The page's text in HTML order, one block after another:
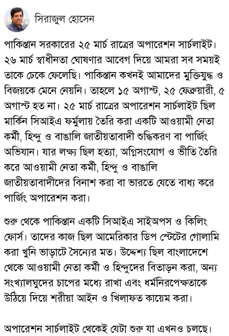
সিরাজুল হোসেন
পাকিস্তান সরকারের ২৫ মার্চ রাত্রের অপারেশন সার্চলাইট।
২৬ মার্চ স্বাধীনতা ঘোষণার আবেগ দিয়ে আমরা সব সময়ই
তাকে ঢেকে ফেলেছি। পাকিস্তান কখনই আমাদের মুক্তিযুদ্ধ ও
বিজয়কে মেনে নেয়নি। তাহলে ১৫ অগাস্ট, ২৫ ফেব্রুয়ারী, ৫
অগাস্ট হত না। ২৫ মার্চ রাত্রের অপারেশন সার্চলাইট ছিল
মার্কিন সিআইএ ফর্মুলায় তৈরি করা একটি আওয়ামী নেতা
কর্মী, হিন্দু ও বাঙালি জাতীয়তাবাদী শুদ্ধিকরণ বা পার্জিং
অভিযান। যার লক্ষ্য ছিল হত্যা, অগ্নিসংযোগ ও ভীতি তৈরি
করে আওয়ামী নেতা কর্মী, হিন্দু ও বাঙালি
জাতীয়তাবাদীদের বিনাশ করা বা ভারতে যেতে বাধ্য করে
পার্জিং অপারেশন করা।
শুরু থেকে পাকিস্তান একটি সিআইএ সাইঅপস ও কিলিং
ফোর্স। তাদের কাজ ছিল আমেরিকার ডিপ স্টেটের গোলামি
করা খুনি ভাড়াটে সৈন্যের মত। উদ্দেশ্য ছিল বাংলাদেশে
থেকে আওয়ামী নেতা কর্মী ও হিন্দুদের বিতাড়ন করা, অন্য
সংখ্যালঘুদের চাপের মধ্যে রাখা এবং ধর্মনিরপেক্ষতাকে
উঠিয়ে দিয়ে শরীয়া আইন ও খিলাফত কায়েম করা।
অপারেশন সার্চলাইট থেকেই যেটা শুরু যা এখনও চলছে।